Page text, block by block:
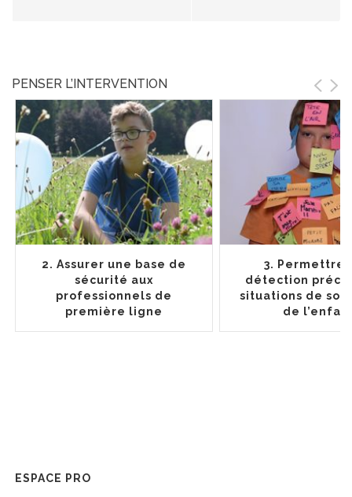
PENSER L’INTERVENTION
2. Assurer une base de
sécurité aux
professionnels de
première ligne
3. Permettre
détection
situations de
de
ESPACE PRO